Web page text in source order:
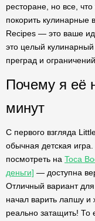
ресторане, но все,
покорить кулинарные
Recipes — это ваше
это целый
преград и ограничений.
Почему я её
минут
С первого взгляда
обычная детская
посмотреть на Toca
деньги] — доступна
Отличный вариант
начал варить лапшу и
реально затащить! То